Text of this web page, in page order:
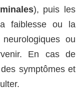
), puis les
faiblesse ou la
ou
En cas de
symptômes et